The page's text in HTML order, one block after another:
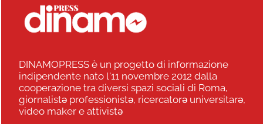
DINAMOPRESS è un progetto di informazione
indipendente nato l'11 novembre 2012 dalla
cooperazione tra diversi spazi sociali di Roma,
giornalistə professionistə, ricercatorə universitarə,
video maker e attivistə